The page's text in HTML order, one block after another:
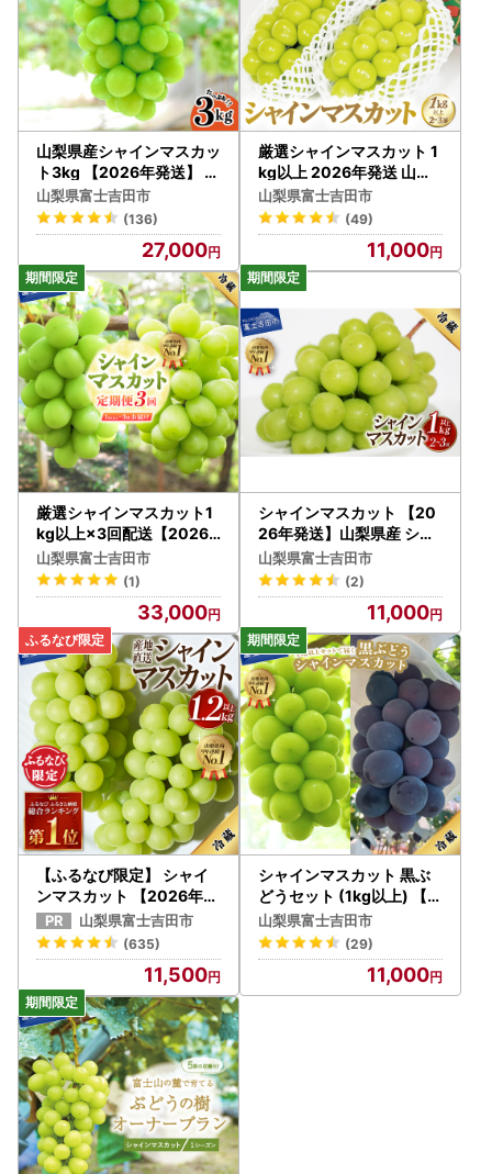
山梨県産シャインマスカッ
ト3kg 【2026年発送】 フ
ルーツ シャインマスカッ
ト
山梨県富士吉田市
(136)
27,000
厳選シャインマスカット 1
kg以上 2026年発送 山梨
県産 シャインマスカット
山梨県富士吉田市
(49)
11,000
厳選シャインマスカット1
kg以上×3回配送【2026
年発送】シャインマスカッ
ト定期便
山梨県富士吉田市
(1)
33,000
シャインマスカット 【20
26年発送】山梨県産 シャ
インマスカット約1㎏（2
～3房） フルーツ
山梨県富士吉田市
(2)
11,000
【ふるなび限定】 シャイ
ンマスカット 【2026年発
送】高級 山梨県産 シャイ
ンマスカット 2～3房 （1.
2kg以上） フルーツ FN-Li
山梨県富士吉田市
(635)
11,500
シャインマスカット 黒ぶ
どうセット (1kg以上) 【2
026年発送】 葡萄 シャイ
ン フルーツセット
山梨県富士吉田市
(29)
11,000